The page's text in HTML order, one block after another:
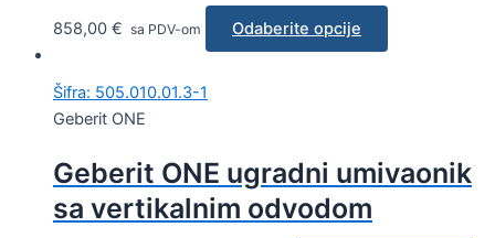
858,00 € sa PDV-om Odaberite opcije
Šifra: 505.010.01.3-1
Geberit ONE
Geberit ONE ugradni umivaonik
sa vertikalnim odvodom